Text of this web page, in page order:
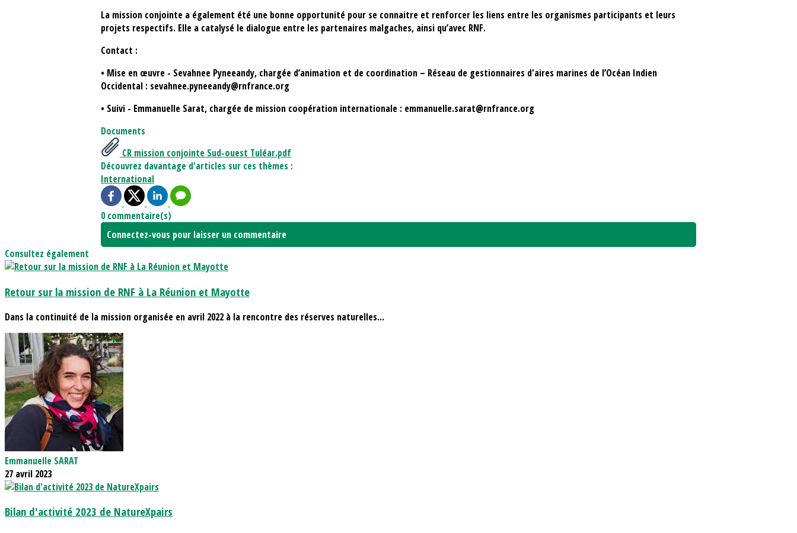
La mission conjointe a également été une bonne opportunité pour se connaitre et renforcer les liens entre les organismes participants et leurs
projets respectifs. Elle a catalysé le dialogue entre les partenaires malgaches, ainsi qu’avec RNF.
Contact :
• Mise en œuvre - Sevahnee Pyneeandy, chargée d’animation et de coordination – Réseau de gestionnaires d'aires marines de l’Océan Indien
Occidental : sevahnee.pyneeandy@rnfrance.org
• Suivi - Emmanuelle Sarat, chargée de mission coopération internationale : emmanuelle.sarat@rnfrance.org
Documents
CR mission conjointe Sud-ouest Tuléar.pdf
Découvrez davantage d'articles sur ces thèmes :
International
0 commentaire(s)
Connectez-vous pour laisser un commentaire
Consultez également
Retour sur la mission de RNF à La Réunion et Mayotte
Dans la continuité de la mission organisée en avril 2022 à la rencontre des réserves naturelles...
Emmanuelle SARAT
27 avril 2023
Bilan d'activité 2023 de NatureXpairs